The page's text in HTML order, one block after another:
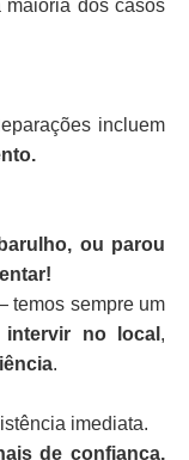
maioria dos casos
incluem
ou parou
sempre um
no local ,
.
imediata.
de confiança,